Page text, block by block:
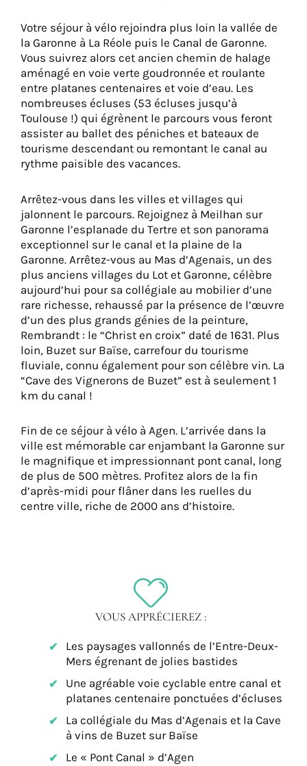
Votre séjour à vélo rejoindra plus loin la vallée de
la Garonne à La Réole puis le Canal de Garonne.
Vous suivrez alors cet ancien chemin de halage
aménagé en voie verte goudronnée et roulante
entre platanes centenaires et voie d’eau. Les
nombreuses écluses (53 écluses jusqu’à
Toulouse !) qui égrènent le parcours vous feront
assister au ballet des péniches et bateaux de
tourisme descendant ou remontant le canal au
rythme paisible des vacances.
Arrêtez-vous dans les villes et villages qui
jalonnent le parcours. Rejoignez à Meilhan sur
Garonne l’esplanade du Tertre et son panorama
exceptionnel sur le canal et la plaine de la
Garonne. Arrêtez-vous au Mas d’Agenais, un des
plus anciens villages du Lot et Garonne, célèbre
aujourd’hui pour sa collégiale au mobilier d’une
rare richesse, rehaussé par la présence de l’œuvre
d’un des plus grands génies de la peinture,
Rembrandt : le “Christ en croix” daté de 1631. Plus
loin, Buzet sur Baïse, carrefour du tourisme
fluviale, connu également pour son célèbre vin. La
“Cave des Vignerons de Buzet” est à seulement 1
km du canal !
Fin de ce séjour à vélo à Agen. L’arrivée dans la
ville est mémorable car enjambant la Garonne sur
le magnifique et impressionnant pont canal, long
de plus de 500 mètres. Profitez alors de la fin
d’après-midi pour flâner dans les ruelles du
centre ville, riche de 2000 ans d’histoire.
VOUS APPRÉCIEREZ :
Les paysages vallonnés de l’Entre-Deux-
Mers égrenant de jolies bastides
Une agréable voie cyclable entre canal et
platanes centenaire ponctuées d’écluses
La collégiale du Mas d’Agenais et la Cave
à vins de Buzet sur Baïse
Le « Pont Canal » d’Agen